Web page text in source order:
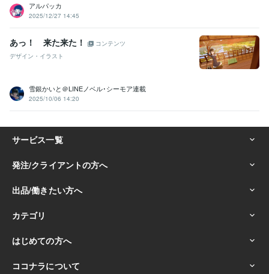
アルパッカ
2025/12/27 14:45
あっ！ 来た来た！
コンテンツ
デザイン・イラスト
雪銀かいと＠LINEノベル･シーモア連載
2025/10/06 14:20